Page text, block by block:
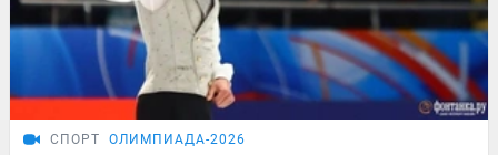
СПОРТ ОЛИМПИАДА-2026